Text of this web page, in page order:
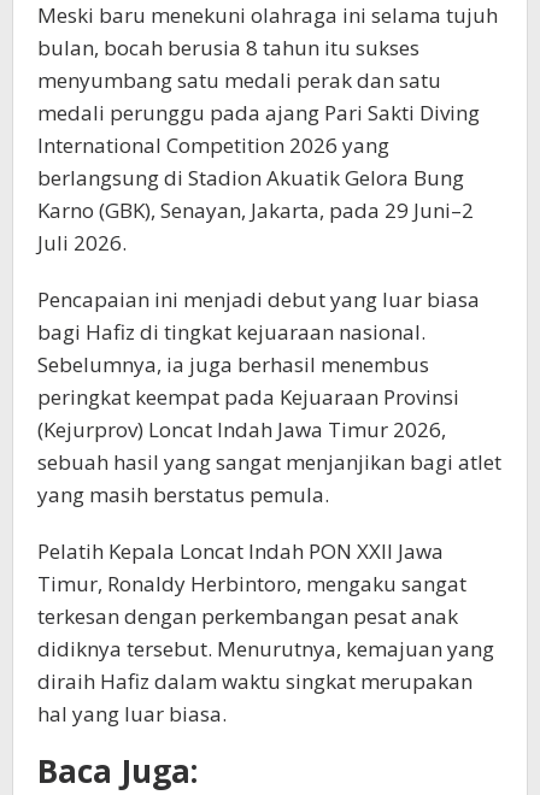
Meski baru menekuni olahraga ini selama tujuh
bulan, bocah berusia 8 tahun itu sukses
menyumbang satu medali perak dan satu
medali perunggu pada ajang Pari Sakti Diving
International Competition 2026 yang
berlangsung di Stadion Akuatik Gelora Bung
Karno (GBK), Senayan, Jakarta, pada 29 Juni–2
Juli 2026.
Pencapaian ini menjadi debut yang luar biasa
bagi Hafiz di tingkat kejuaraan nasional.
Sebelumnya, ia juga berhasil menembus
peringkat keempat pada Kejuaraan Provinsi
(Kejurprov) Loncat Indah Jawa Timur 2026,
sebuah hasil yang sangat menjanjikan bagi atlet
yang masih berstatus pemula.
Pelatih Kepala Loncat Indah PON XXII Jawa
Timur, Ronaldy Herbintoro, mengaku sangat
terkesan dengan perkembangan pesat anak
didiknya tersebut. Menurutnya, kemajuan yang
diraih Hafiz dalam waktu singkat merupakan
hal yang luar biasa.
Baca Juga: